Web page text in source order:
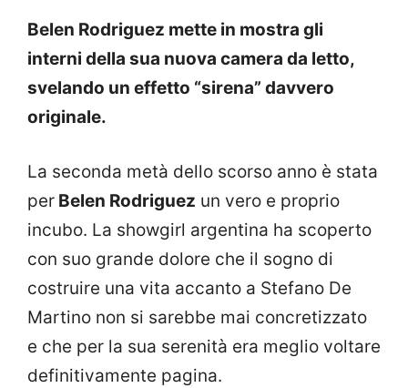
Belen Rodriguez mette in mostra gli
interni della sua nuova camera da letto,
svelando un effetto “sirena” davvero
originale.
La seconda metà dello scorso anno è stata
per Belen Rodriguez un vero e proprio
incubo. La showgirl argentina ha scoperto
con suo grande dolore che il sogno di
costruire una vita accanto a Stefano De
Martino non si sarebbe mai concretizzato
e che per la sua serenità era meglio voltare
definitivamente pagina.